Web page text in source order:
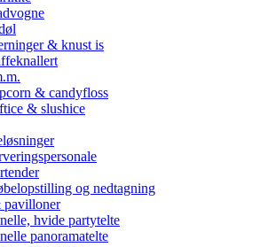
& knust is
& candyfloss
& slushice
og nedtagning
pavilloner
hvide partytelte
panoramatelte